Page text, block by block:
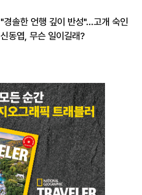
"경솔한 언행 깊이 반성"…고개 숙인
신동엽, 무슨 일이길래?